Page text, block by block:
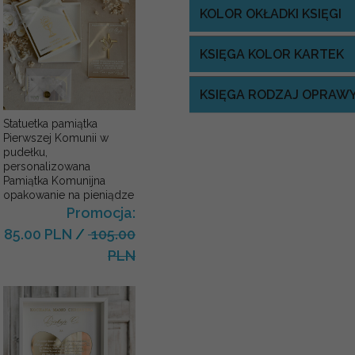
Statuetka pamiątka
Pierwszej Komunii w
pudełku,
personalizowana
Pamiątka Komunijna
opakowanie na pieniądze
Promocja:
85.00 PLN / 105.00
PLN
KOLOR OKŁADKI KSIĘGI
KSIĘGA KOLOR KARTEK
KSIĘGA RODZAJ